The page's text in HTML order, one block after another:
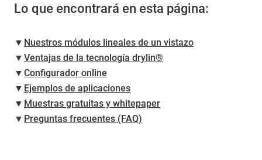
Lo que encontrará en esta página:
▼ Nuestros módulos lineales de un vistazo
▼ Ventajas de la tecnología drylin®
▼ Configurador online
▼ Ejemplos de aplicaciones
▼ Muestras gratuitas y whitepaper
▼ Preguntas frecuentes (FAQ)